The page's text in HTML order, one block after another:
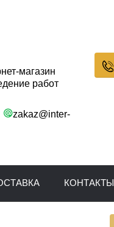
магазин
работ
zakaz@inter-
КОНТАКТЫ